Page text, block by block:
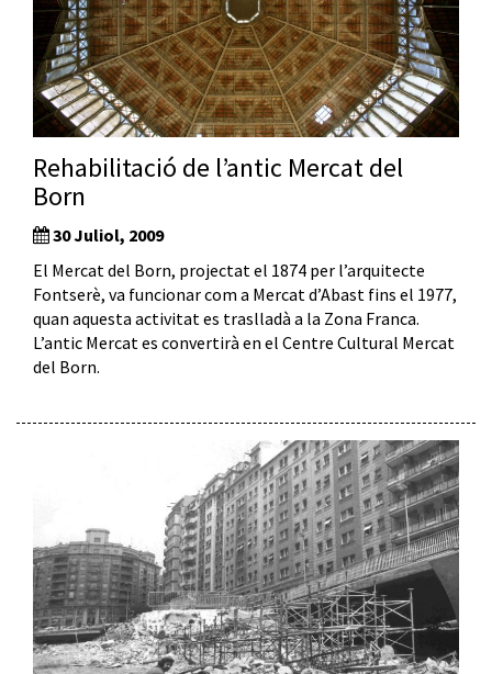
Rehabilitació de l’antic Mercat del
Born
30 Juliol, 2009
El Mercat del Born, projectat el 1874 per l’arquitecte
Fontserè, va funcionar com a Mercat d’Abast fins el 1977,
quan aquesta activitat es traslladà a la Zona Franca.
L’antic Mercat es convertirà en el Centre Cultural Mercat
del Born.